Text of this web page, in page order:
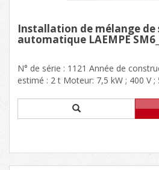
Installation de mélange de
automatique LAEMPE
N° de série : 1121 Année de
estimé : 2 t Moteur: 7,5 kW ; 400 V ;